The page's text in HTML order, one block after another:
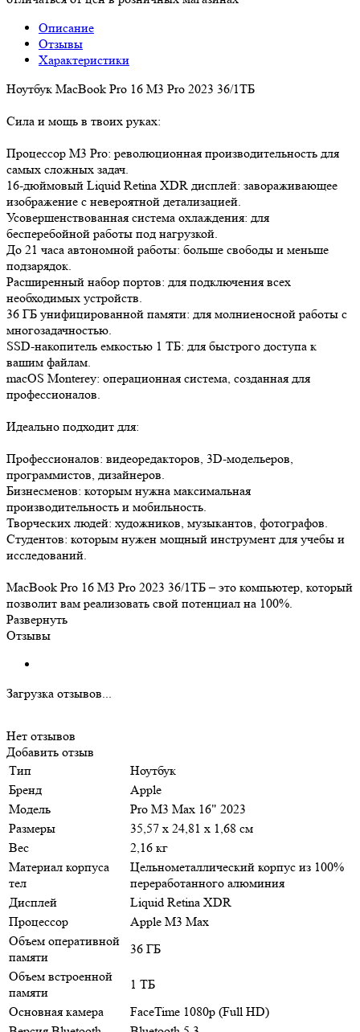
Описание
Отзывы
Характеристики
Ноутбук MacBook Pro 16 M3 Pro 2023 36/1ТБ
Сила и мощь в твоих руках:
Процессор M3 Pro: революционная производительность для
самых сложных задач.
16-дюймовый Liquid Retina XDR дисплей: завораживающее
изображение с невероятной детализацией.
Усовершенствованная система охлаждения: для
бесперебойной работы под нагрузкой.
До 21 часа автономной работы: больше свободы и меньше
подзарядок.
Расширенный набор портов: для подключения всех
необходимых устройств.
36 ГБ унифицированной памяти: для молниеносной работы с
многозадачностью.
SSD-накопитель емкостью 1 ТБ: для быстрого доступа к
вашим файлам.
macOS Monterey: операционная система, созданная для
профессионалов.
Идеально подходит для:
Профессионалов: видеоредакторов, 3D-модельеров,
программистов, дизайнеров.
Бизнесменов: которым нужна максимальная
производительность и мобильность.
Творческих людей: художников, музыкантов, фотографов.
Студентов: которым нужен мощный инструмент для учебы и
исследований.
MacBook Pro 16 M3 Pro 2023 36/1ТБ – это компьютер, который
позволит вам реализовать свой потенциал на 100%.
Развернуть
Отзывы
Загрузка отзывов...
Нет отзывов
Добавить отзыв
Тип
Ноутбук
Бренд
Apple
Модель
Pro M3 Max 16" 2023
Размеры
35,57 х 24,81 х 1,68 см
Вес
2,16 кг
Материал корпуса
тел
Цельнометаллический корпус из 100%
переработанного алюминия
Дисплей
Liquid Retina XDR
Процессор
Apple M3 Max
Объем оперативной
памяти
36 ГБ
Объем встроенной
памяти
1 ТБ
Основная камера
FaceTime 1080p (Full HD)